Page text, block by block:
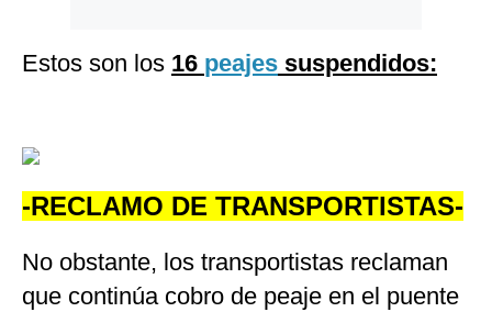
Estos son los 16 peajes suspendidos:
-RECLAMO DE TRANSPORTISTAS-
No obstante, los transportistas reclaman
que continúa cobro de peaje en el puente